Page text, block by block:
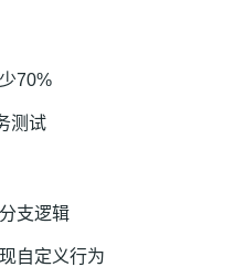
70%
测试
支逻辑
自定义行为